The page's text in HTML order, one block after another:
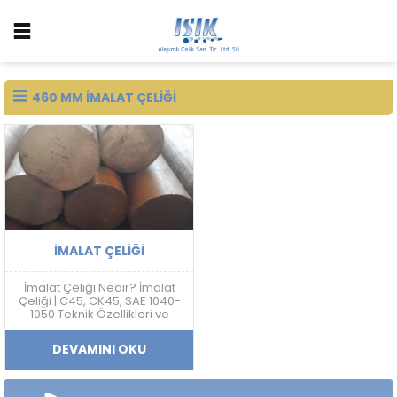
460 MM IMALAT ÇELIĞI
İMALAT ÇELIĞI
İmalat Çeliği Nedir? İmalat
Çeliği | C45, CK45, SAE 1040-
1050 Teknik Özellikleri ve
Fiyatları İmalat çeliği; makine,
otomotiv, savunma sanayi,
kalıp ve mekanik sistem
üretimlerinde yaygın
kullanılan karbon esaslı
DEVAMINI OKU